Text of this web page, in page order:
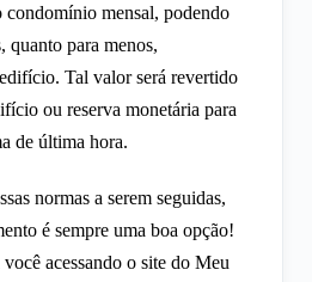
mensal, podendo
quanto para menos,
Tal valor será revertido
ou reserva monetária para
de última hora.
normas a serem seguidas,
é sempre uma boa opção!
acessando o site do Meu